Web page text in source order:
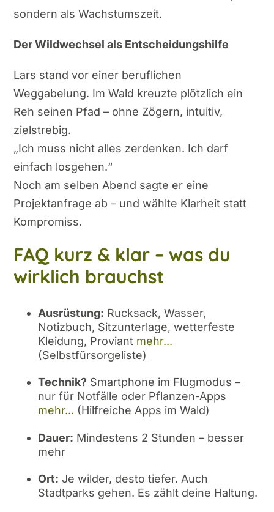
sondern als Wachstumszeit.
Der Wildwechsel als Entscheidungshilfe
Lars stand vor einer beruflichen
Weggabelung. Im Wald kreuzte plötzlich ein
Reh seinen Pfad – ohne Zögern, intuitiv,
zielstrebig.
„Ich muss nicht alles zerdenken. Ich darf
einfach losgehen.“
Noch am selben Abend sagte er eine
Projektanfrage ab – und wählte Klarheit statt
Kompromiss.
FAQ kurz & klar – was du
wirklich brauchst
Ausrüstung: Rucksack, Wasser,
Notizbuch, Sitzunterlage, wetterfeste
Kleidung, Proviant mehr...
(Selbstfürsorgeliste)
Technik? Smartphone im Flugmodus –
nur für Notfälle oder Pflanzen-Apps
mehr... (Hilfreiche Apps im Wald)
Dauer: Mindestens 2 Stunden – besser
mehr
Ort: Je wilder, desto tiefer. Auch
Stadtparks gehen. Es zählt deine Haltung.